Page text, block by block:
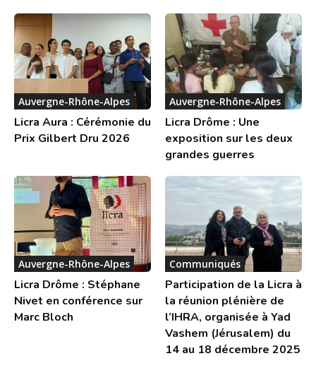
Auvergne-Rhône-Alpes
Licra Aura : Cérémonie du
Prix Gilbert Dru 2026
Auvergne-Rhône-Alpes
Licra Drôme : Une
exposition sur les deux
grandes guerres
Auvergne-Rhône-Alpes
Licra Drôme : Stéphane
Nivet en conférence sur
Marc Bloch
Communiqués
Participation de la Licra à
la réunion plénière de
l’IHRA, organisée à Yad
Vashem (Jérusalem) du
14 au 18 décembre 2025